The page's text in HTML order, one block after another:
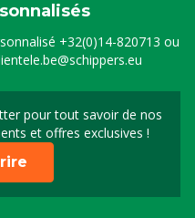
+32(0)14-820713 ou
pour tout savoir de nos
et offres exclusives !
vous à notre